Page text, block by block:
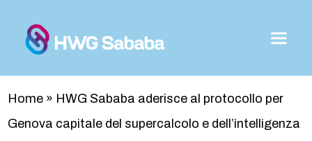
Home » HWG Sababa aderisce al protocollo per
Genova capitale del supercalcolo e dell’intelligenza